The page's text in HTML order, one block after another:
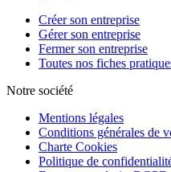
Créer son entreprise
Gérer son entreprise
Fermer son entreprise
Toutes nos fiches
Notre société
Mentions légales
Conditions générales de
Charte Cookies
Politique de